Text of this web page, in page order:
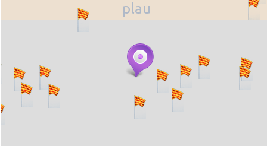
plau